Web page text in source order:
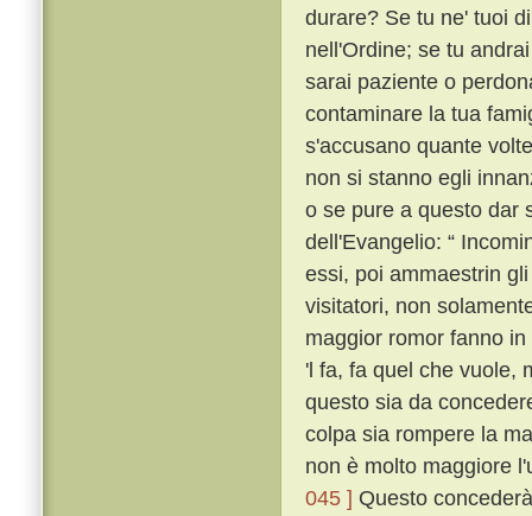
durare? Se tu ne' tuoi
nell'Ordine; se tu
sarai paziente o
contaminare la tua
s'accusano quante
non si stanno egli
o se pure a questo dar
dell'Evangelio: “
essi, poi ammaestrin
visitatori, non
maggior romor fanno
'l fa, fa quel che vuole,
questo sia da
colpa sia rompere la
non è molto maggiore
045 ] Questo